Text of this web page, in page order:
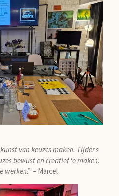
van keuzes maken. Tijdens
bewust en creatief te maken.
werken!”– Marcel